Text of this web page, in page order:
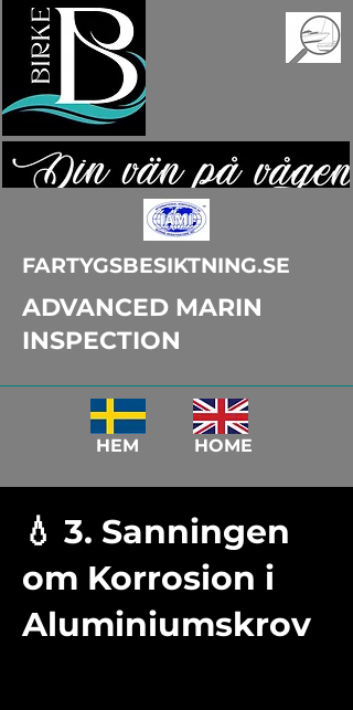
ADVANCED MARIN
INSPECTION
FARTYGSBESIKTNING.SE
HEM HOME
💧 3. Sanningen
om Korrosion i
Aluminiumskrov